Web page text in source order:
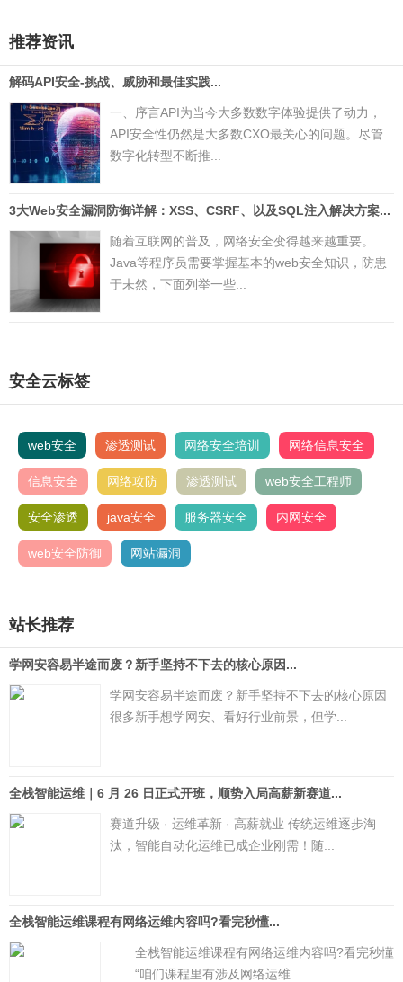
推荐资讯
解码API安全-挑战、威胁和最佳实践...
一、序言API为当今大多数数字体验提供了动力，
API安全性仍然是大多数CXO最关心的问题。尽管
数字化转型不断推...
3大Web安全漏洞防御详解：XSS、CSRF、以及SQL注入解决方案...
随着互联网的普及，网络安全变得越来越重要。
Java等程序员需要掌握基本的web安全知识，防患
于未然，下面列举一些...
安全云标签
web安全 渗透测试 网络安全培训 网络信息安全
信息安全 网络攻防 渗透测试 web安全工程师
安全渗透 java安全 服务器安全 内网安全
web安全防御 网站漏洞
站长推荐
学网安容易半途而废？新手坚持不下去的核心原因...
学网安容易半途而废？新手坚持不下去的核心原因
很多新手想学网安、看好行业前景，但学...
全栈智能运维｜6 月 26 日正式开班，顺势入局高薪新赛道...
赛道升级 · 运维革新 · 高薪就业 传统运维逐步淘
汰，智能自动化运维已成企业刚需！随...
全栈智能运维课程有网络运维内容吗?看完秒懂...
全栈智能运维课程有网络运维内容吗?看完秒懂
“咱们课程里有涉及网络运维...